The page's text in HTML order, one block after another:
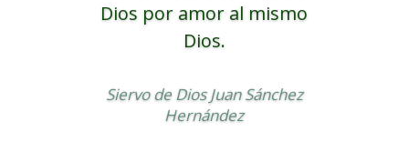
Dios por amor al mismo
Dios.
Siervo de Dios Juan Sánchez
Hernández